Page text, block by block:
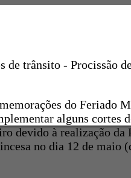
de trânsito - Procissão
do Feriado
alguns cortes
devido à realização da
no dia 12 de maio